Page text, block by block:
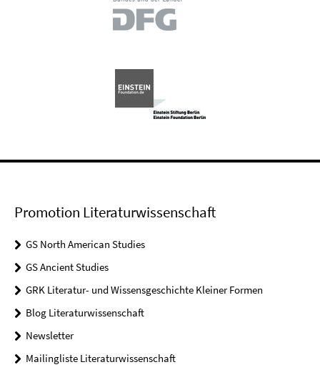
Promotion Literaturwissenschaft
GS North American Studies
GS Ancient Studies
GRK Literatur- und Wissensgeschichte Kleiner Formen
Blog Literaturwissenschaft
Newsletter
Mailingliste Literaturwissenschaft